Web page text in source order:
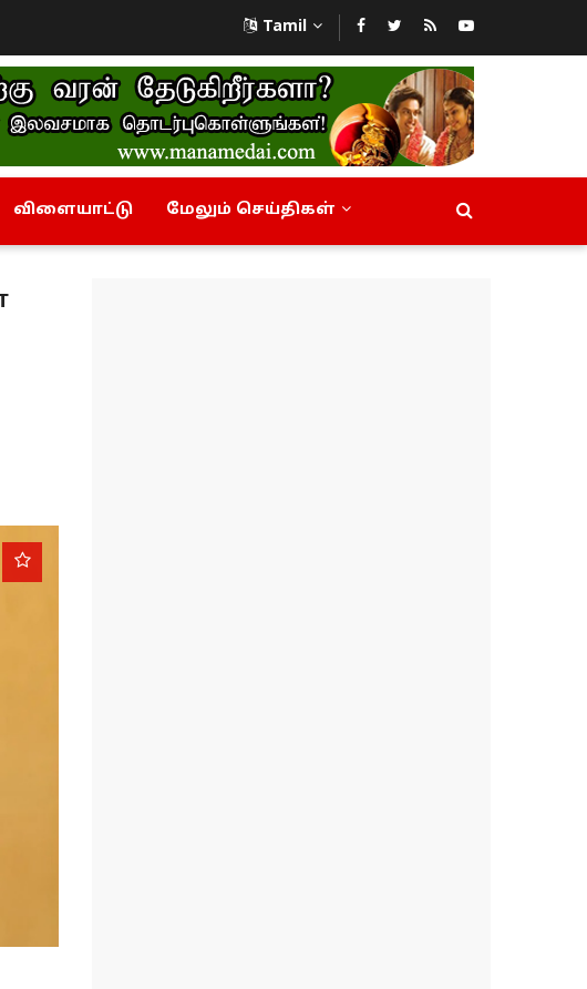
Tamil
விளையாட்டு மேலும் செய்திகள்